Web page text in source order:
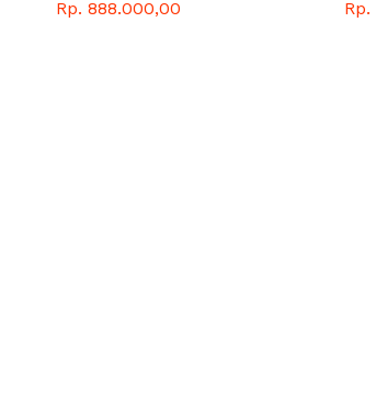
MITSUBISHI T120SS
Rp. 888.000,00